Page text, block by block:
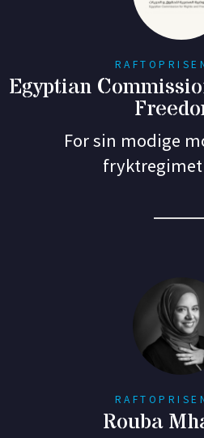
Egyptian
For sin modige
Rouba